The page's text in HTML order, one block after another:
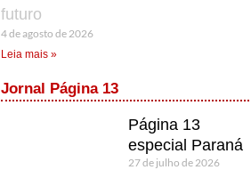
futuro
4 de agosto de 2026
Leia mais »
Jornal Página 13
Página 13
especial Paraná
27 de julho de 2026